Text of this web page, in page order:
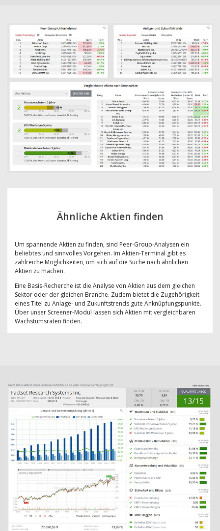
Ähnliche Aktien finden
Um spannende Aktien zu finden, sind Peer-Group-Analysen ein
beliebtes und sinnvolles Vorgehen. Im Aktien-Terminal gibt es
zahlreiche Möglichkeiten, um sich auf die Suche nach ähnlichen
Aktien zu machen.
Eine Basis-Recherche ist die Analyse von Aktien aus dem gleichen
Sektor oder der gleichen Branche. Zudem bietet die Zugehörigkeit
eines Titel zu Anlage- und Zukunftstrends gute Anknüpfungspunkte.
Über unser Screener-Modul lassen sich Aktien mit vergleichbaren
Wachstumsraten finden.